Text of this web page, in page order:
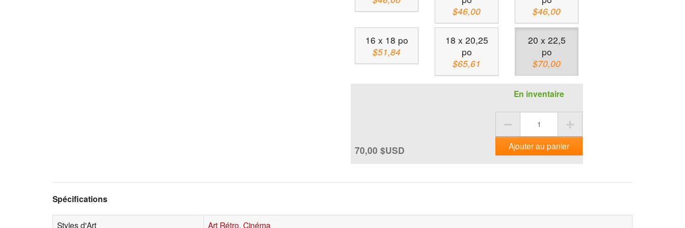
$46,00
$46,00
16 x 18 po
$51,84
18 x 20,25
po
$65,61
20 x 22,5
po
$70,00
En inventaire
70,00 $USD Ajouter au panier
Spécifications
Styles d'Art Art Rétro, Cinéma